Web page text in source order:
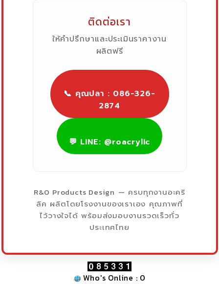
ติดต่อเรา
ให้คำปรึกษาและประเมินราคางาน
ผลิตฟรี
📞 คุณปลา : 086-326-
2874
💬 LINE: @roacrylic
R&O Products Design — ครบทุกงานอะคริ
ลิค ผลิตโดยโรงงานของเราเอง คุณภาพที่
ไว้วางใจได้ พร้อมส่งมอบงานรวดเร็วทั่ว
ประเทศไทย
Who's Online : 0